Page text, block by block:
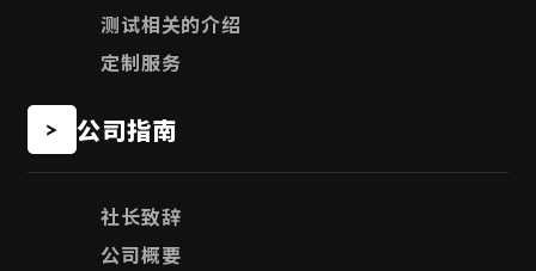
测试相关的介绍
定制服务
公司指南
社长致辞
公司概要